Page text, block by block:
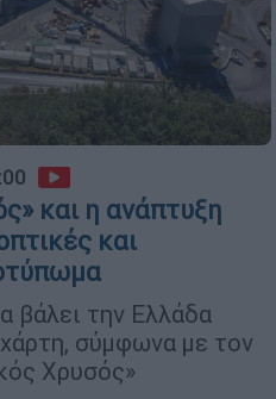
και η ανάπτυξη
και
βάλει την Ελλάδα
σύμφωνα με τον
Χρυσός»